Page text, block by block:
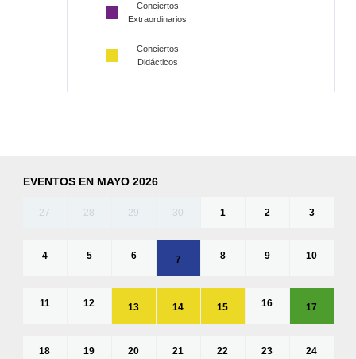
Conciertos
Extraordinarios
Conciertos
Didácticos
EVENTOS EN MAYO 2026
27 28 29 30 1 2 3
4 5 6 7 8 9 10
11 12 13 14 15 16 17
18 19 20 21 22 23 24